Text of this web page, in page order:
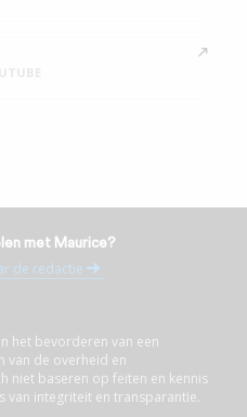
met Maurice?
de redactie
het bevorderen van een
van de overheid en
niet baseren op feiten en kennis
van integriteit en transparantie.